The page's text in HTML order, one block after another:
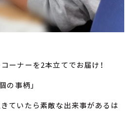
ーナーを2本立てでお届け！
の事柄」
ていたら素敵な出来事があるは